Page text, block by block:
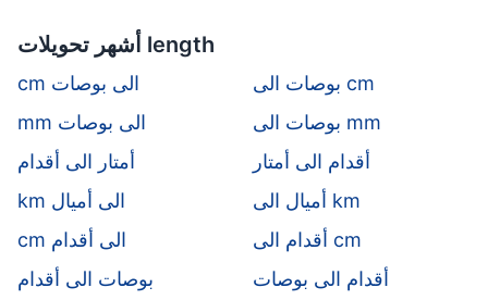
أشهر تحويلات length
cm الى بوصات
بوصات الى cm
mm الى بوصات
بوصات الى mm
أمتار الى أقدام
أقدام الى أمتار
km الى أميال
أميال الى km
cm الى أقدام
أقدام الى cm
بوصات الى أقدام
أقدام الى بوصات